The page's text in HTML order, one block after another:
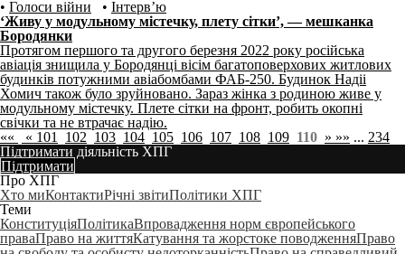
• Голоси війни • Інтерв’ю
‘Живу у модульному містечку, плету сітки’, — мешканка
Бородянки
Протягом першого та другого березня 2022 року російська
авіація знищила у Бородянці вісім багатоповерхових житлових
будинків потужними авіабомбами ФАБ-250. Будинок Надіі
Хомич також було зруйновано. Зараз жінка з родиною живе у
модульному містечку. Плете сітки на фронт, робить окопні
свічки та не втрачає надію.
««
« 101 102 103 104 105 106 107 108 109 110 » »» ... 234
Підтримати діяльність ХПГ
Підтримати
Про ХПГ
Хто миКонтактиРічні звітиПолітики ХПГ
Теми
КонституціяПолітикаВпровадження норм європейського
праваПраво на життяКатування та жорстоке поводженняПраво